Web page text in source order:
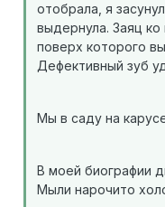
отобрала, я
выдернула. Заяц
поверх которого
Дефективный зуб
Мы в саду на
В моей биографии
Мыли нарочито